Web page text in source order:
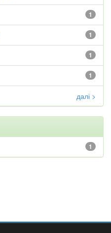
1
1
1
1
далі >
1